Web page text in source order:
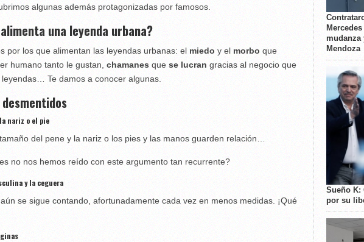
algunas además protagonizadas por famosos.
una leyenda urbana?
por los que alimentan las leyendas urbanas: elmiedo y el morbo que
humano tanto le gustan, chamanesque se lucran gracias al negocio que
Te damos a conocer algunas.
nariz o el pie
del pene y la nariz o los pies y las manos guarden relación…
no nos hemos reído con este argumento tan recurrente?
y la ceguera
se sigue contando, afortunadamente cada vez en menos medidas. ¡Qué
mudanza
Mendoza
Sueño K:
por su